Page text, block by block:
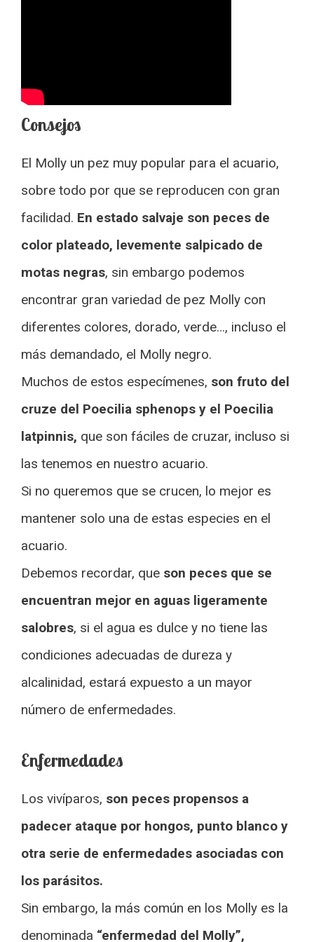
Consejos
El Molly un pez muy popular para el acuario,
sobre todo por que se reproducen con gran
facilidad. En estado salvaje son peces de
color plateado, levemente salpicado de
motas negras, sin embargo podemos
encontrar gran variedad de pez Molly con
diferentes colores, dorado, verde…, incluso el
más demandado, el Molly negro.
Muchos de estos especímenes, son fruto del
cruze del Poecilia sphenops y el Poecilia
latpinnis, que son fáciles de cruzar, incluso si
las tenemos en nuestro acuario.
Si no queremos que se crucen, lo mejor es
mantener solo una de estas especies en el
acuario.
Debemos recordar, que son peces que se
encuentran mejor en aguas ligeramente
salobres, si el agua es dulce y no tiene las
condiciones adecuadas de dureza y
alcalinidad, estará expuesto a un mayor
número de enfermedades.
Enfermedades
Los vivíparos, son peces propensos a
padecer ataque por hongos, punto blanco y
otra serie de enfermedades asociadas con
los parásitos.
Sin embargo, la más común en los Molly es la
denominada “enfermedad del Molly”,